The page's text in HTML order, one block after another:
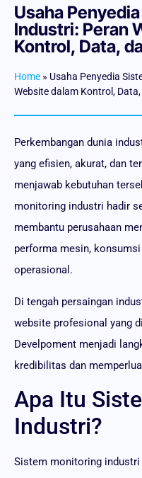
Usaha
Industri: Peran
Kontrol, Data,
Home » Usaha Penyedia
Website dalam Kontrol,
Perkembangan dunia
yang efisien, akurat, dan
menjawab kebutuhan
monitoring industri hadir
membantu perusahaan
performa mesin,
operasional.
Di tengah persaingan
website profesional yang
Develpoment menjadi
kredibilitas dan
Apa Itu
Industri?
Sistem monitoring